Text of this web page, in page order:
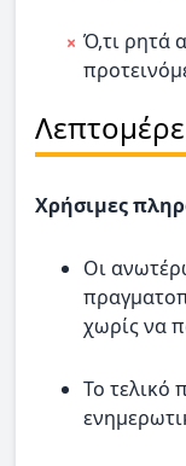
Ό,τι ρητά
Χρήσιμες
Οι
χωρίς να
Το τελικό